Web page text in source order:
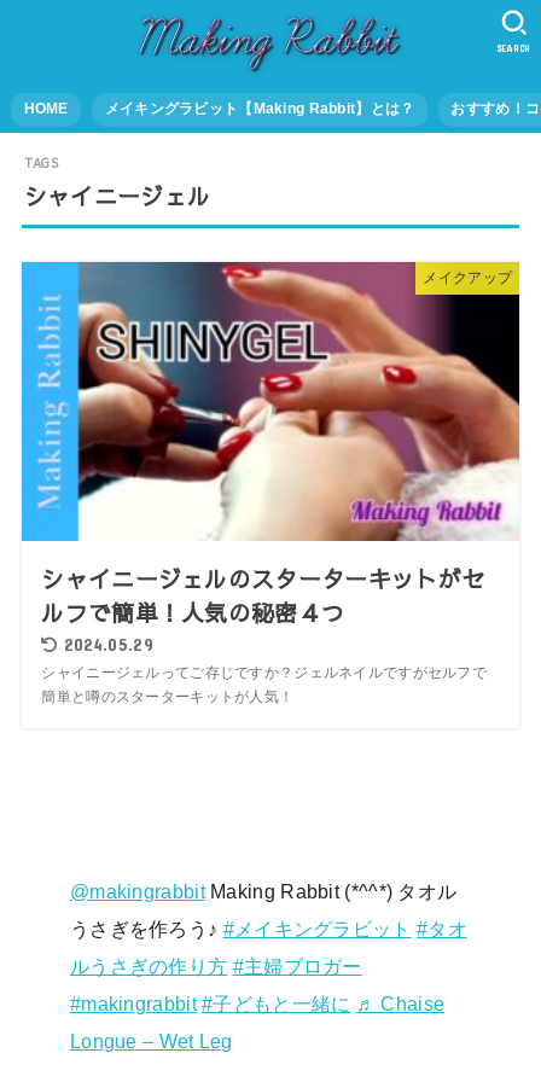
HOME メイキングラビット【Making Rabbit】とは？ おすすめ！
SEARCH
シャイニージェル
メイクアップ
シャイニージェルのスターターキットがセ
ルフで簡単！人気の秘密４つ
2024.05.29
シャイニージェルってご存じですか？ジェルネイルですがセルフで
簡単と噂のスターターキットが人気！
@makingrabbitMaking Rabbit (*^^*) タオル
うさぎを作ろう♪ #メイキングラビット #タオ
ルうさぎの作り方 #主婦ブロガー
#makingrabbit #子どもと一緒に
♬ Chaise
Longue – Wet Leg